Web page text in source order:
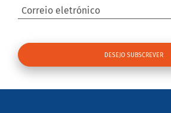
Correio eletrónico